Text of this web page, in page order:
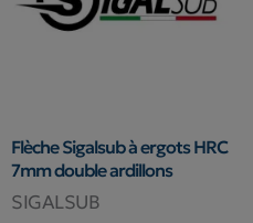
Flèche Sigalsub à ergots HRC
7mm double ardillons
SIGALSUB